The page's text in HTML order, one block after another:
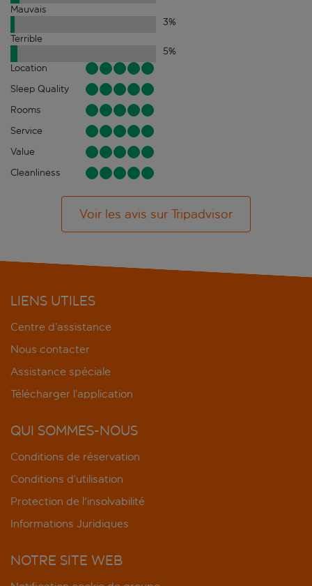
Mauvais
3%
Terrible
5%
Location
Sleep Quality
Rooms
Service
Value
Cleanliness
Voir les avis sur Tripadvisor
LIENS UTILES
Centre d’assistance
Nous contacter
Assistance spéciale
Télécharger l’application
QUI SOMMES-NOUS
Conditions de réservation
Conditions d’utilisation
Protection de l'insolvabilité
Informations Juridiques
NOTRE SITE WEB